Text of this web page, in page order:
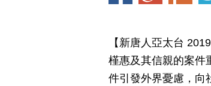
【新唐人亞太台
槿惠及其信親的案件
件引發外界憂慮，向